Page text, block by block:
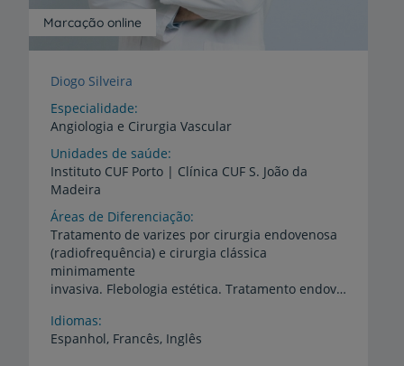
Marcação online
Diogo Silveira
Especialidade
Angiologia e Cirurgia Vascular
Unidades de saúde
Instituto CUF Porto | Clínica CUF S. João da
Madeira
Áreas de Diferenciação
Tratamento de varizes por cirurgia endovenosa
(radiofrequência) e cirurgia clássica
minimamente
invasiva. Flebologia estética. Tratamento endovascular de aneurismas da aorta e artérias ilíacas (EVAR). Cirurgia carotídea e prevenção do AVC. Cirurgia de bypass arterial periférico e angioplastia/stenting percutâneo. Eco-doppler vascular
Idiomas
Espanhol, Francês, Inglês